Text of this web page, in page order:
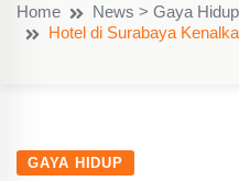
Home
News > Gaya Hidup
Hotel di Surabaya
GAYA HIDUP